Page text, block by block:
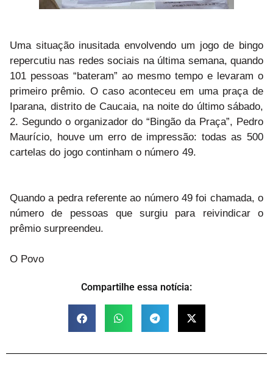
Uma situação inusitada envolvendo um jogo de bingo
repercutiu nas redes sociais na última semana, quando
101 pessoas “bateram” ao mesmo tempo e levaram o
primeiro prêmio. O caso aconteceu em uma praça de
Iparana, distrito de Caucaia, na noite do último sábado,
2. Segundo o organizador do “Bingão da Praça”, Pedro
Maurício, houve um erro de impressão: todas as 500
cartelas do jogo continham o número 49.
Quando a pedra referente ao número 49 foi chamada, o
número de pessoas que surgiu para reivindicar o
prêmio surpreendeu.
O Povo
Compartilhe essa notícia: